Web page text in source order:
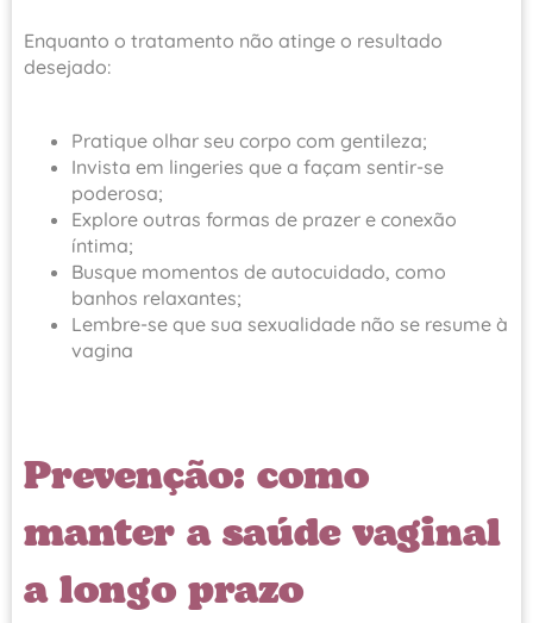
Enquanto o tratamento não atinge o resultado
desejado:
Pratique olhar seu corpo com gentileza;
Invista em lingeries que a façam sentir-se
poderosa;
Explore outras formas de prazer e conexão
íntima;
Busque momentos de autocuidado, como
banhos relaxantes;
Lembre-se que sua sexualidade não se resume à
vagina
Prevenção: como
manter a saúde vaginal
a longo prazo